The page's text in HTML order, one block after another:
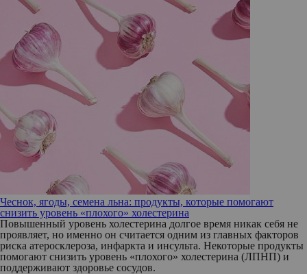
Чеснок, ягоды, семена льна: продукты, которые помогают
снизить уровень «плохого» холестерина
Повышенный уровень холестерина долгое время никак себя не
проявляет, но именно он считается одним из главных факторов
риска атеросклероза, инфаркта и инсульта. Некоторые продукты
помогают снизить уровень «плохого» холестерина (ЛПНП) и
поддерживают здоровье сосудов.